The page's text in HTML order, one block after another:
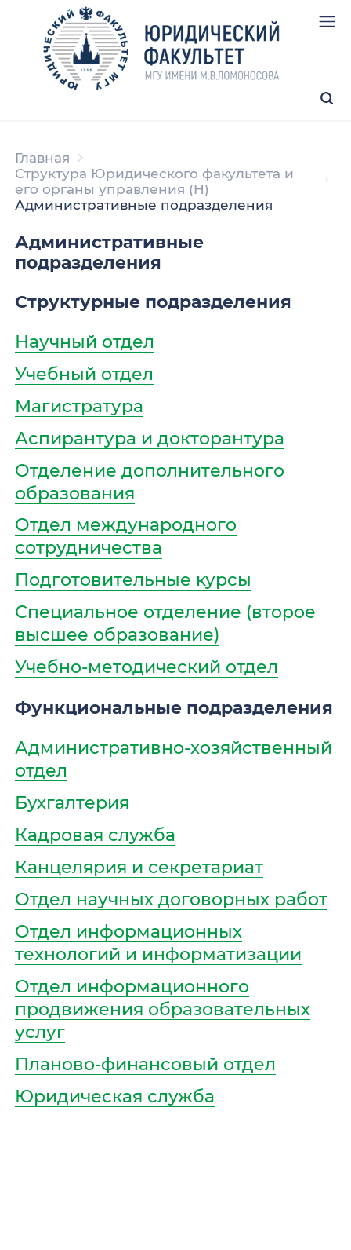
Главная
Структура Юридического факультета и
его органы управления (H)
Административные подразделения
Административные
подразделения
Структурные подразделения
Научный отдел
Учебный отдел
Магистратура
Аспирантура и докторантура
Отделение дополнительного
образования
Отдел международного
сотрудничества
Подготовительные курсы
Специальное отделение (второе
высшее образование)
Учебно-методический отдел
Функциональные подразделения
Административно-хозяйственный
отдел
Бухгалтерия
Кадровая служба
Канцелярия и секретариат
Отдел научных договорных работ
Отдел информационных
технологий и информатизации
Отдел информационного
продвижения образовательных
услуг
Планово-финансовый отдел
Юридическая служба